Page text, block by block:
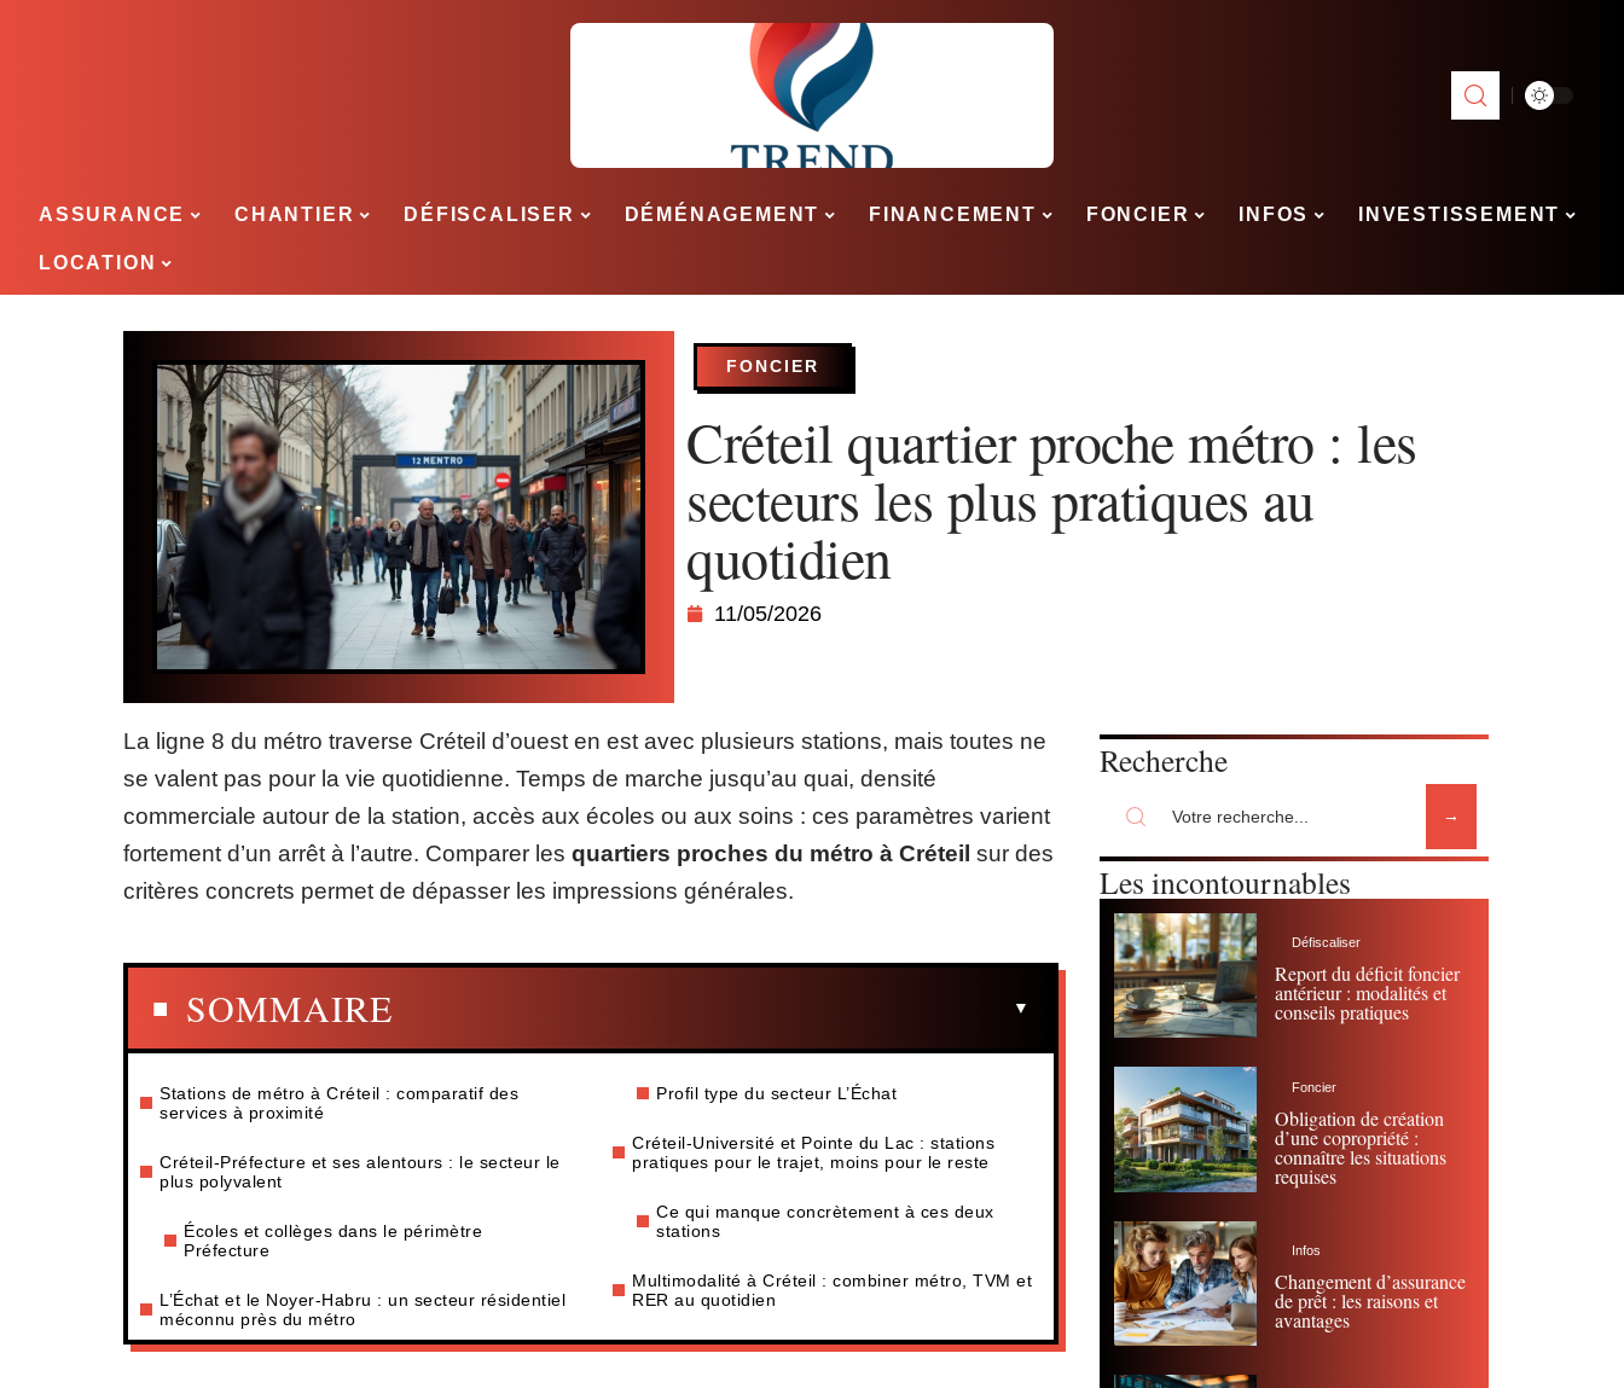
ASSURANCE CHANTIER DÉFISCALISER DÉMÉNAGEMENT FINANCEMENT FONCIER INFOS INVESTISSEMENT
LOCATION
FONCIER
Créteil quartier proche métro : les
secteurs les plus pratiques au
quotidien
11/05/2026
La ligne 8 du métro traverse Créteil d’ouest en est avec plusieurs stations, mais toutes ne
se valent pas pour la vie quotidienne. Temps de marche jusqu’au quai, densité
commerciale autour de la station, accès aux écoles ou aux soins : ces paramètres varient
fortement d’un arrêt à l’autre. Comparer les quartiers proches du métro à Créteil sur des
critères concrets permet de dépasser les impressions générales.
SOMMAIRE
Stations de métro à Créteil : comparatif des
services à proximité
Créteil-Préfecture et ses alentours : le secteur le
plus polyvalent
Écoles et collèges dans le périmètre
Préfecture
L’Échat et le Noyer-Habru : un secteur résidentiel
méconnu près du métro
Profil type du secteur L’Échat
Créteil-Université et Pointe du Lac : stations
pratiques pour le trajet, moins pour le reste
Ce qui manque concrètement à ces deux
stations
Multimodalité à Créteil : combiner métro, TVM et
RER au quotidien
Recherche
Les incontournables
Défiscaliser
Report du déficit foncier
antérieur : modalités et
conseils pratiques
Foncier
Obligation de création
d’une copropriété :
connaître les situations
requises
Infos
Changement d’assurance
de prêt : les raisons et
avantages